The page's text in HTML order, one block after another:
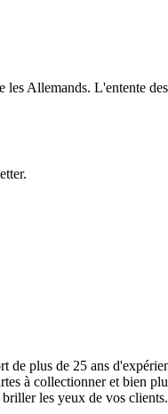
Allemands. L'entente
plus de 25 ans
à collectionner et bien
les yeux de vos clients.